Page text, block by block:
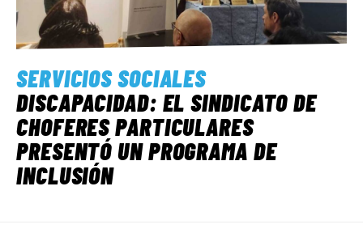
SERVICIOS SOCIALES
DISCAPACIDAD: EL SINDICATO DE
CHOFERES PARTICULARES
PRESENTÓ UN PROGRAMA DE
INCLUSIÓN